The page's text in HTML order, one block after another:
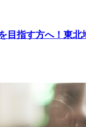
目指す方へ！東北